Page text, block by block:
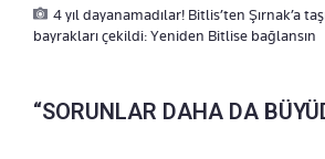
4 yıl dayanamadılar! Bitlis’ten Şırnak’a
bayrakları çekildi: Yeniden Bitlise bağlansın
“SORUNLAR DAHA DA